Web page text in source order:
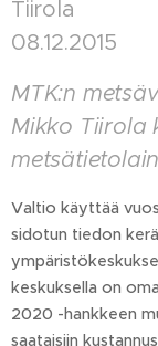
Tiirola
08.12.2015
MTK:n
Mikko Tiirola
Valtio käyttää
sidotun tiedon
keskuksella on
2020 -hankkeen
saataisiin